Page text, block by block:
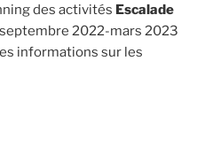
des activités Escalade
2022-mars 2023
informations sur les